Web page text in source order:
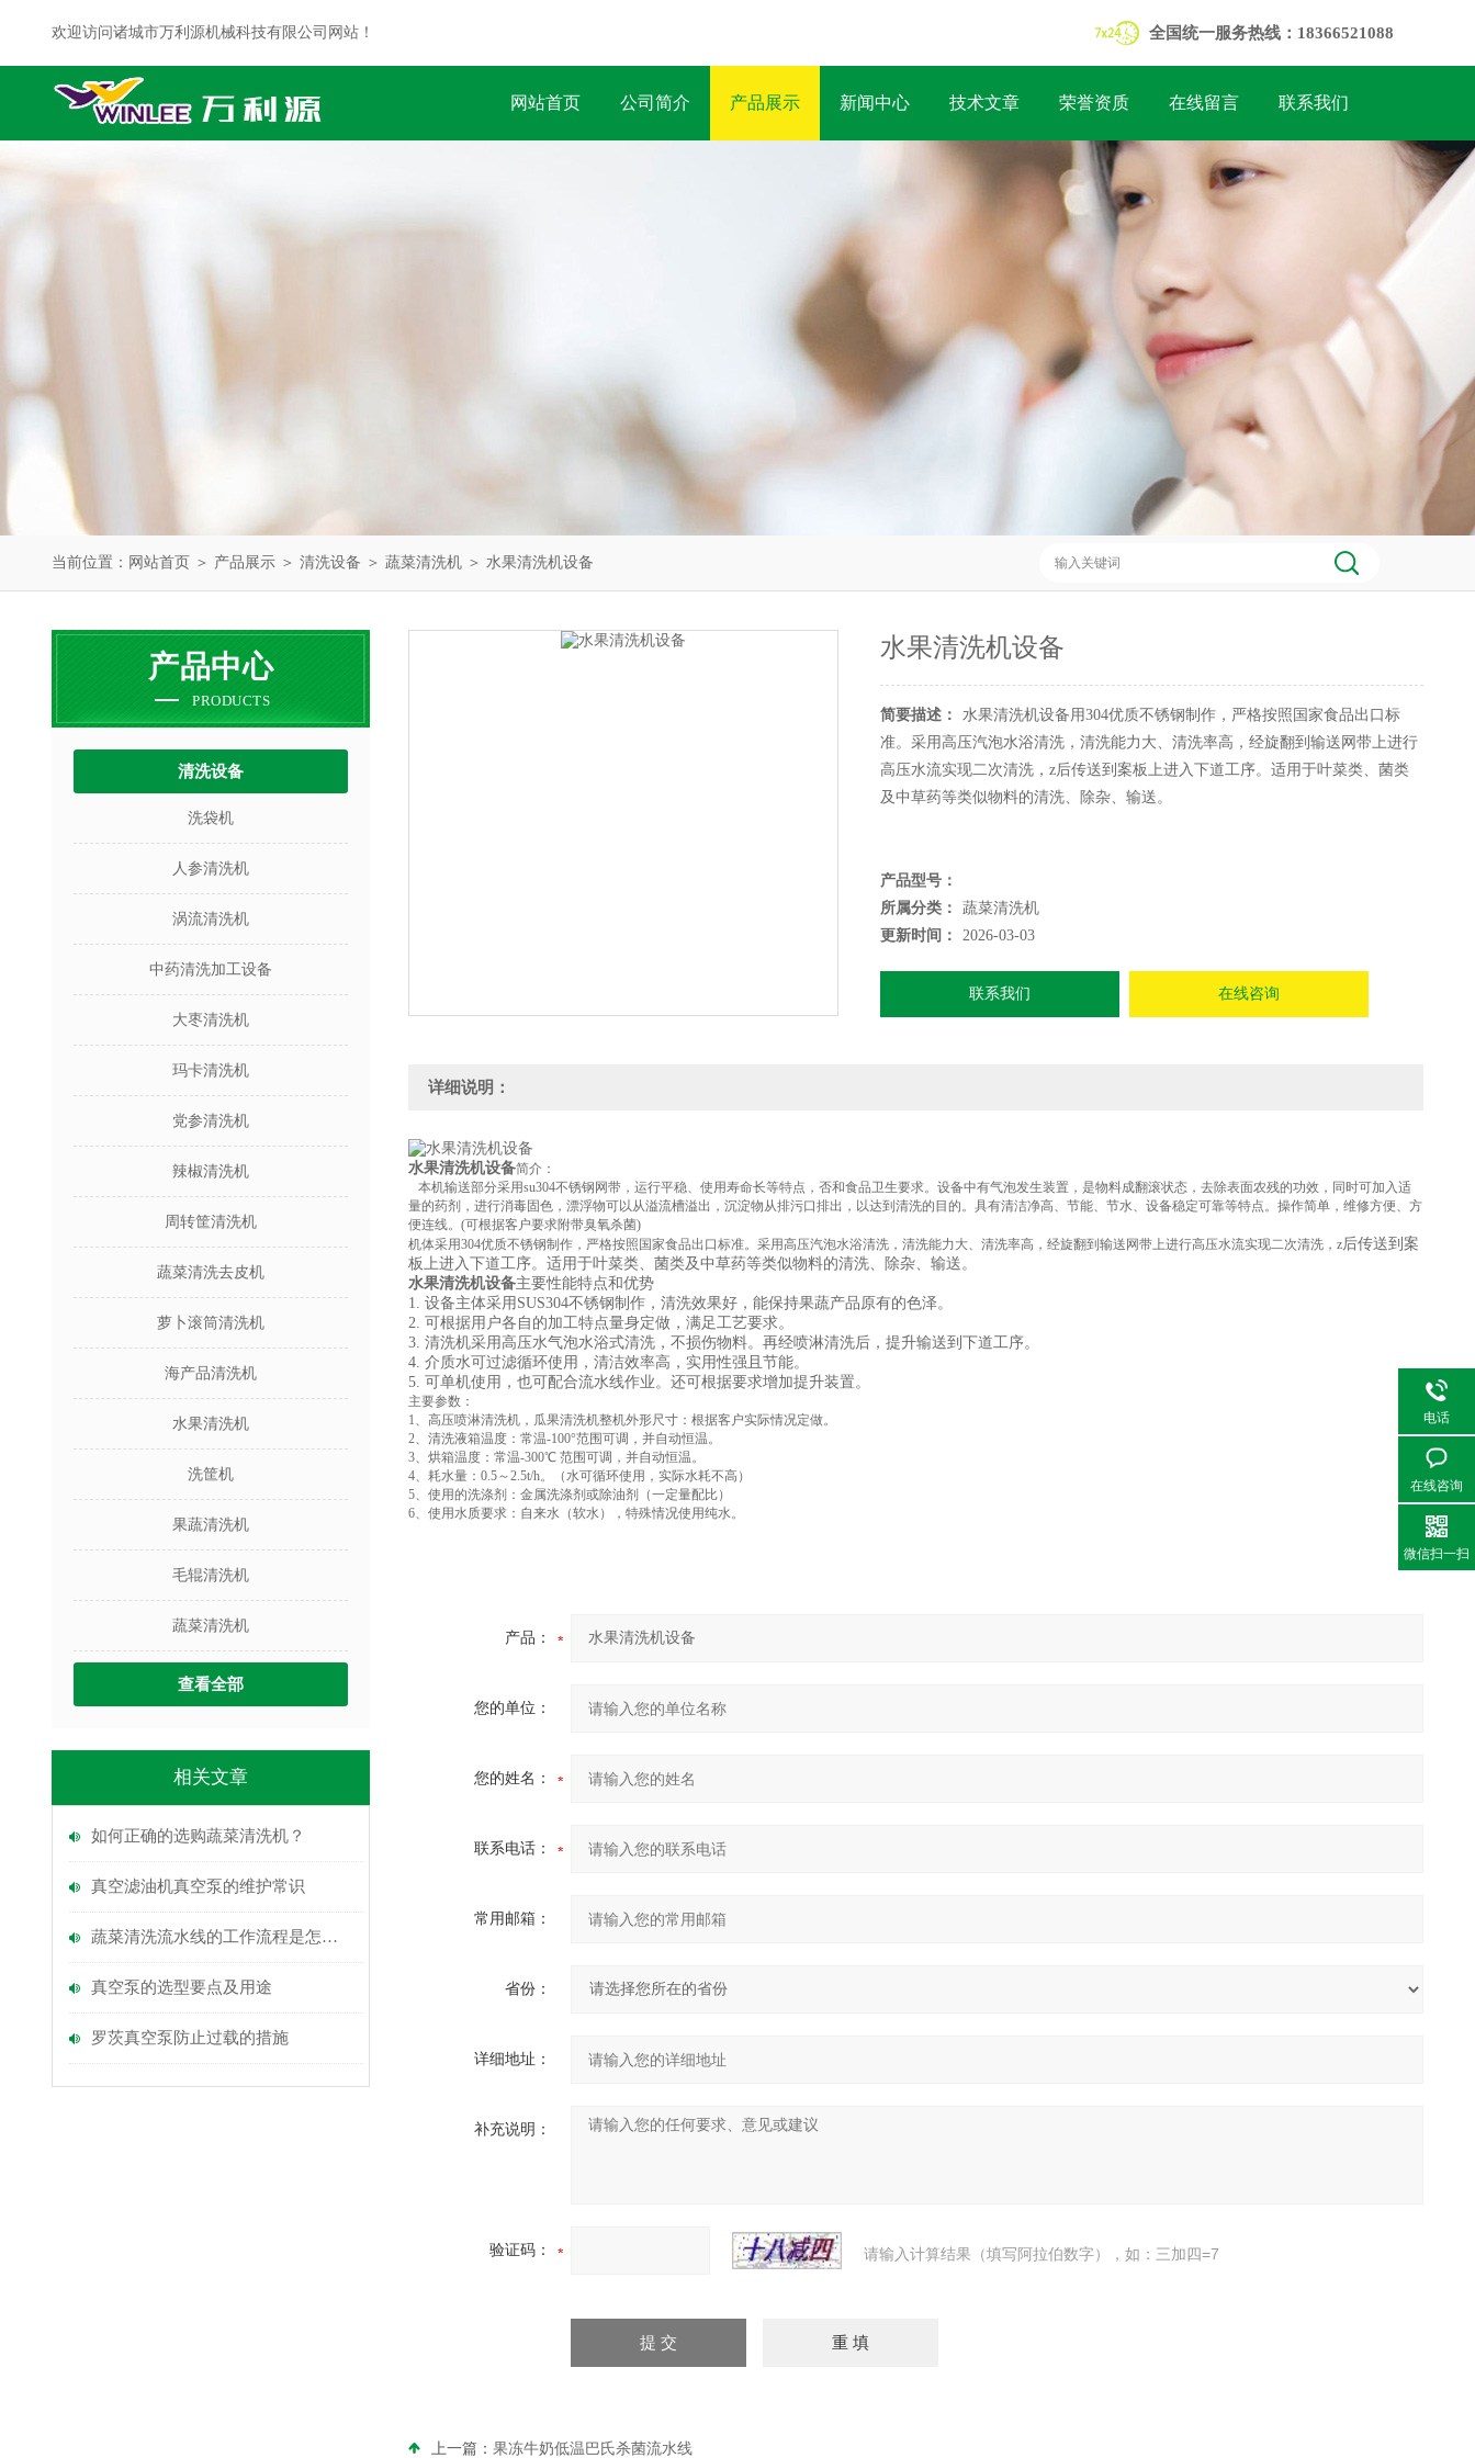
欢迎访问诸城市万利源机械科技有限公司网站！ 全国统一服务热线：18366521088
网站首页 公司简介 产品展示 新闻中心 技术文章 荣誉资质 在线留言 联系我们
当前位置： 网站首页 ＞ 产品展示 ＞ 清洗设备 ＞ 蔬菜清洗机 ＞ 水果清洗机设备
产品中心
PRODUCTS
清洗设备
洗袋机
人参清洗机
涡流清洗机
中药清洗加工设备
大枣清洗机
玛卡清洗机
党参清洗机
辣椒清洗机
周转筐清洗机
蔬菜清洗去皮机
萝卜滚筒清洗机
海产品清洗机
水果清洗机
洗筐机
果蔬清洗机
毛辊清洗机
蔬菜清洗机
查看全部
相关文章
如何正确的选购蔬菜清洗机？
真空滤油机真空泵的维护常识
蔬菜清洗流水线的工作流程是怎么的？
真空泵的选型要点及用途
罗茨真空泵防止过载的措施
水果清洗机设备
简要描述：
水果清洗机设备用304优质不锈钢制作，严格按照国家食品出口标
准。采用高压汽泡水浴清洗，清洗能力大、清洗率高，经旋翻到输送网带上进行
高压水流实现二次清洗，z后传送到案板上进入下道工序。适用于叶菜类、菌类
及中草药等类似物料的清洗、除杂、输送。
产品型号：
所属分类：
蔬菜清洗机
更新时间：
2026-03-03
联系我们 在线咨询
详细说明：
水果清洗机设备简介：
本机输送部分采用su304不锈钢网带，运行平稳、使用寿命长等特点，否和食品卫生要求。设备中有气泡发生装置，是物料成翻滚状态，去除表面农残的功效，同时可加入适
量的药剂，进行消毒固色，漂浮物可以从溢流槽溢出，沉淀物从排污口排出，以达到清洗的目的。具有清洁净高、节能、节水、设备稳定可靠等特点。操作简单，维修方便、方
便连线。(可根据客户要求附带臭氧杀菌)
机体采用304优质不锈钢制作，严格按照国家食品出口标准。采用高压汽泡水浴清洗，清洗能力大、清洗率高，经旋翻到输送网带上进行高压水流实现二次清洗，z后传送到案
板上进入下道工序。适用于叶菜类、菌类及中草药等类似物料的清洗、除杂、输送。
水果清洗机设备主要性能特点和优势
1. 设备主体采用SUS304不锈钢制作，清洗效果好，能保持果蔬产品原有的色泽。
2. 可根据用户各自的加工特点量身定做，满足工艺要求。
3. 清洗机采用高压水气泡水浴式清洗，不损伤物料。再经喷淋清洗后，提升输送到下道工序。
4. 介质水可过滤循环使用，清洁效率高，实用性强且节能。
5. 可单机使用，也可配合流水线作业。还可根据要求增加提升装置。
主要参数：
1、高压喷淋清洗机，瓜果清洗机整机外形尺寸：根据客户实际情况定做。
2、清洗液箱温度：常温-100°范围可调，并自动恒温。
3、烘箱温度：常温-300℃ 范围可调，并自动恒温。
4、耗水量：0.5～2.5t/h。（水可循环使用，实际水耗不高）
5、使用的洗涤剂：金属洗涤剂或除油剂（一定量配比）
6、使用水质要求：自来水（软水），特殊情况使用纯水。
产品：
您的单位：
您的姓名：
联系电话：
常用邮箱：
省份：
详细地址：
补充说明：
验证码： 请输入计算结果（填写阿拉伯数字），如：三加四=7
上一篇： 果冻牛奶低温巴氏杀菌流水线
电话
在线咨询
微信扫一扫